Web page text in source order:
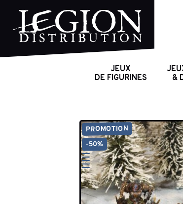
JEUX
DE FIGURINES
&
PROMOTION
-50%